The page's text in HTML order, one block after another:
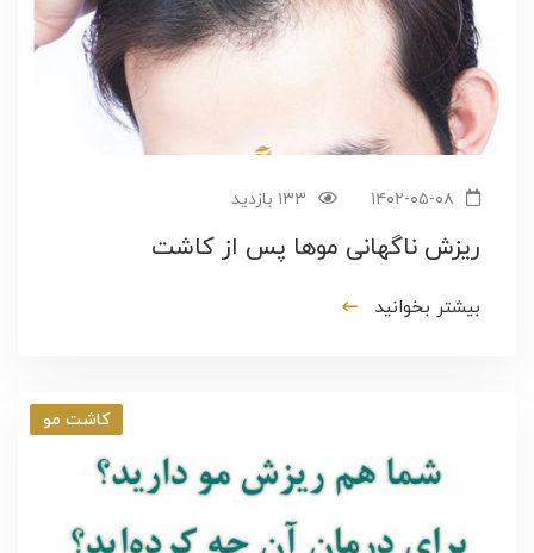
۱۳۳ بازدید
ریزش ناگهانی موها پس از کاشت
بیشتر بخوانید
کاشت مو